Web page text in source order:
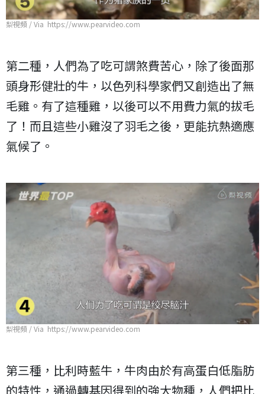
梨視頻 / Via https://www.pearvideo.com
第二種，人們為了吃可謂煞費苦心，除了後面那
頭身形健壯的牛，以色列科學家們又創造出了無
毛雞。有了這種雞，以後可以不用費力氣的拔毛
了！而且這些小雞沒了羽毛之後，更能抗熱適應
氣候了。
梨視頻 / Via https://www.pearvideo.com
第三種，比利時藍牛，牛肉由於有高蛋白低脂肪
的特性，通過轉基因得到的強大物種，人們把比